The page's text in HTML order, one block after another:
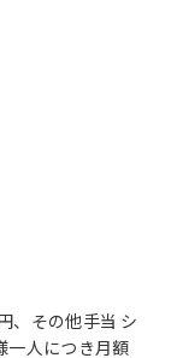
、その他手当 シ
一人につき月額